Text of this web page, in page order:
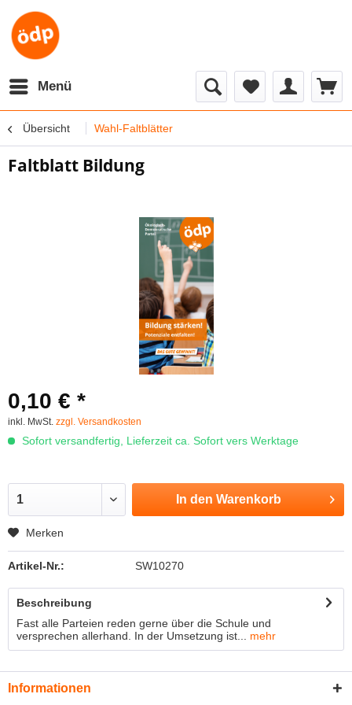
Menü
Übersicht Wahl-Faltblätter
Faltblatt Bildung
0,10 € *
inkl. MwSt. zzgl. Versandkosten
Sofort versandfertig, Lieferzeit ca. Sofort vers Werktage
In den Warenkorb
Merken
Artikel-Nr.: SW10270
Beschreibung
Fast alle Parteien reden gerne über die Schule und
versprechen allerhand. In der Umsetzung ist...
mehr
Informationen